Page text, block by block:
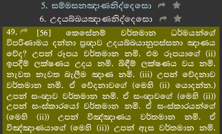
5. සම්මසනඤාණනිද්දෙසො
6. උදයබ්බයඤාණනිද්දෙසො
49
[56] කෙසේනම් වර්තමාන ධර්මයන්ගේ
විපරිණාමය දන්නා ප්‍රඥාව උදයබ්බයානුපස්සනා ඤාණය
වේද? උපන් රූපය වර්තමාන නමි. එම රූපයාගේ (ii)
ඉපදීම් ලක්ෂණය උදය නමි. බිඳීම් ලක්ෂණය වය නමි.
නැවත නැවත බැලීම ඤාණ නමි. (iii) උපන් වේදනාව
වර්තමාන නමි. ඒ වේදනාවගේ (මෙහි (ii) යොදන්න.)
උපන් සංඥාව වර්තමාන නමි. ඒ සංඥාවගේ (මෙහි (ii))
උපන් සංස්කාරයෝ වර්තමාන නමි. ඒ සංස්කාරයන්ගේ
(මෙහි (ii)) උපන් විඤ්ඤාණය වර්තමාන නමි. ඒ
විඤ්ඤාණයාගේ (මෙහි (ii)) උපන් ඇස වර්තමාන නමි.